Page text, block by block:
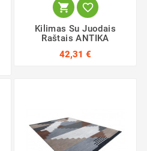
 
Kilimas Su Juodais
Raštais ANTIKA
42,31 €